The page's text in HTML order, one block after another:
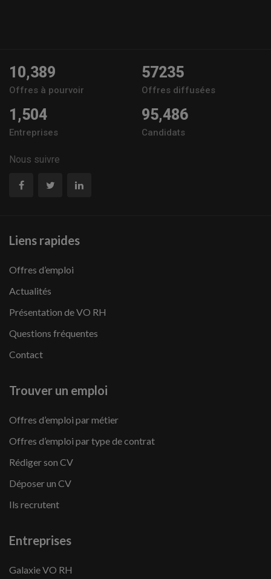
10,389
Offres à pourvoir
57235
Offres diffusées
1,504
Entreprises
95,486
Candidats
Nous suivre
Liens rapides
Offres d’emploi
Actualités
Présentation de VO RH
Questions fréquentes
Contact
Trouver un emploi
Offres d’emploi par métier
Offres d’emploi par type de contrat
Rédiger son CV
Déposer un CV
Ils recrutent
Entreprises
Galaxie VO RH